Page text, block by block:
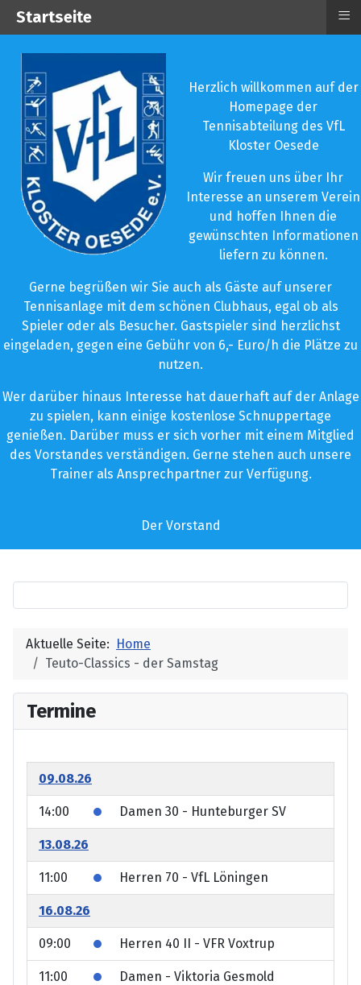
Herzlich willkommen auf der
Homepage der
Tennisabteilung des VfL
Kloster Oesede
Wir freuen uns über Ihr
Interesse an unserem Verein
und hoffen Ihnen die
gewünschten Informationen
liefern zu können.
Gerne begrüßen wir Sie auch als Gäste auf unserer
Tennisanlage mit dem schönen Clubhaus, egal ob als
Spieler oder als Besucher. Gastspieler sind herzlichst
eingeladen, gegen eine Gebühr von 6,- Euro/h die Plätze zu
nutzen.
Wer darüber hinaus Interesse hat dauerhaft auf der Anlage
zu spielen, kann einige kostenlose Schnuppertage
genießen. Darüber muss er sich vorher mit einem Mitglied
des Vorstandes verständigen. Gerne stehen auch unsere
Trainer als Ansprechpartner zur Verfügung.
Der Vorstand
Aktuelle Seite: Home
Teuto-Classics - der Samstag
Termine
09.08.26
14:00 Damen 30 - Hunteburger SV
13.08.26
11:00 Herren 70 - VfL Löningen
16.08.26
09:00 Herren 40 II - VFR Voxtrup
11:00 Damen - Viktoria Gesmold
Startseite ≡